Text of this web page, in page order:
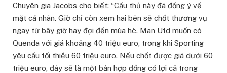
Chuyên gia Jacobs cho biết: “Cầu thủ này đã đồng ý về
mặt cá nhân. Giờ chỉ còn xem hai bên sẽ chốt thương vụ
ngay từ bây giờ hay đợi đến mùa hè. Man Utd muốn có
Quenda với giá khoảng 40 triệu euro, trong khi Sporting
yêu cầu tối thiểu 60 triệu euro. Nếu chốt được giá dưới 60
triệu euro, đây sẽ là một bản hợp đồng có lợi cả trong